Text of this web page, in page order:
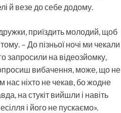
й везе до себе додому.
приїздить молодий, щоб
– До пізньої ночі ми чекали
запросили на відеозйомку,
вибачення, може, що не
нас ніхто не чекав, бо жодне
на стукіт вийшли і навіть
і його не пускаємо».